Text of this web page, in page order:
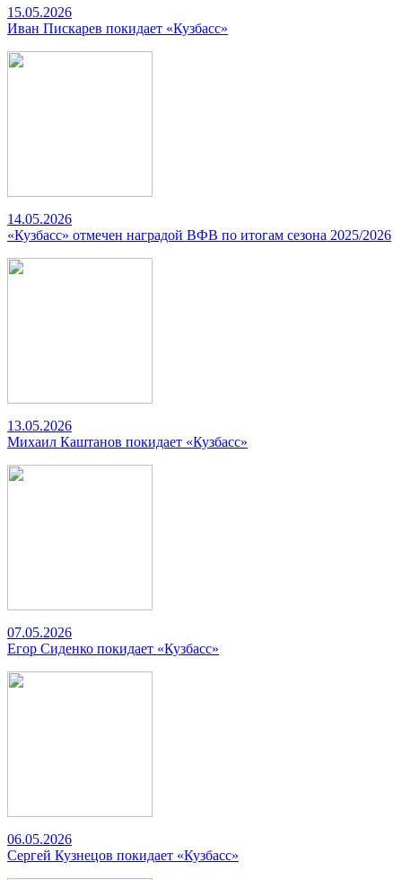
15.05.2026
Иван Пискарев покидает «Кузбасс»
14.05.2026
«Кузбасс» отмечен наградой ВФВ по итогам сезона 2025/2026
13.05.2026
Михаил Каштанов покидает «Кузбасс»
07.05.2026
Егор Сиденко покидает «Кузбасс»
06.05.2026
Сергей Кузнецов покидает «Кузбасс»